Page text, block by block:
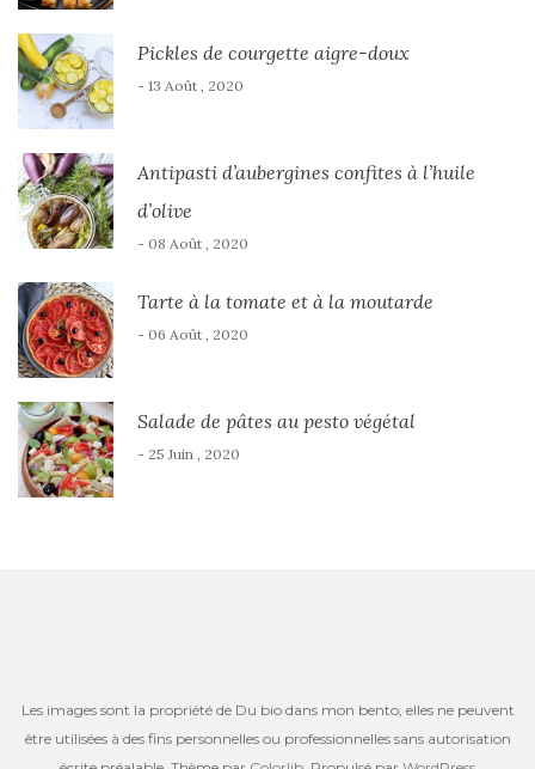
Pickles de courgette aigre-doux
- 13 Août , 2020
Antipasti d’aubergines confites à l’huile
d’olive
- 08 Août , 2020
Tarte à la tomate et à la moutarde
- 06 Août , 2020
Salade de pâtes au pesto végétal
- 25 Juin , 2020
Les images sont la propriété de Du bio dans mon bento, elles ne peuvent
être utilisées à des fins personnelles ou professionnelles sans autorisation